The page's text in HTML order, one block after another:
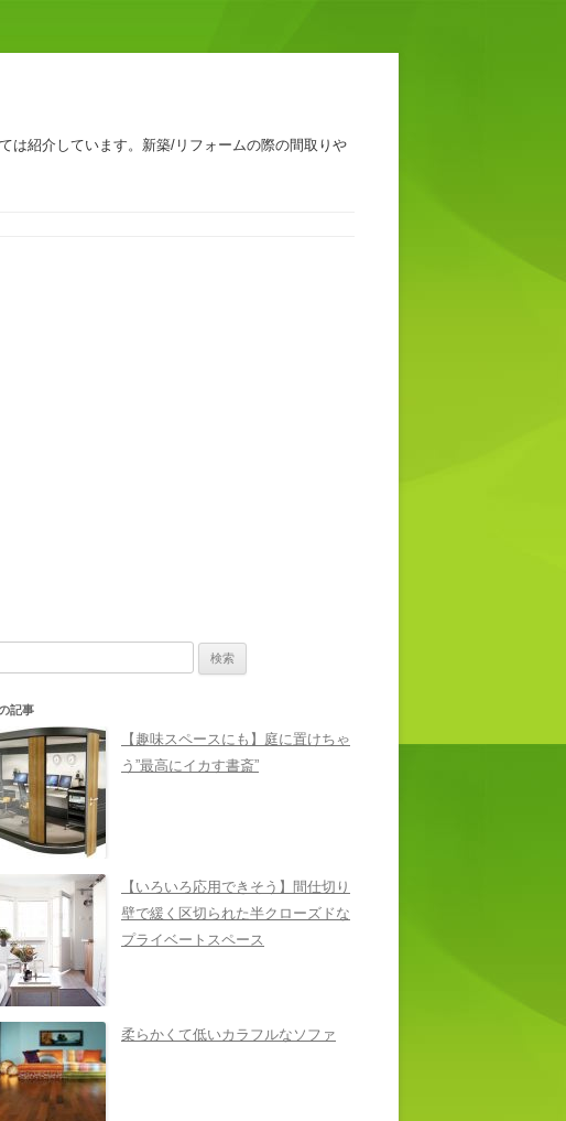
は紹介しています。新築/リフォームの際の間取りや
記事
【趣味スペースにも】庭に置けちゃ
う”最高にイカす書斎”
【いろいろ応用できそう】間仕切り
壁で緩く区切られた半クローズドな
プライベートスペース
柔らかくて低いカラフルなソファ